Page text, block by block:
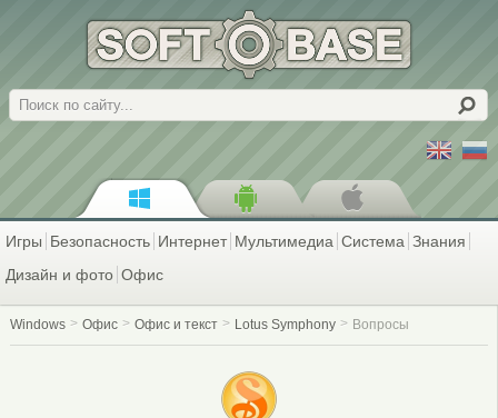
Поиск
Игры Безопасность Интернет Мультимедиа Система Знания
Дизайн и фото Офис
Windows Офис Офис и текст Lotus Symphony Вопросы